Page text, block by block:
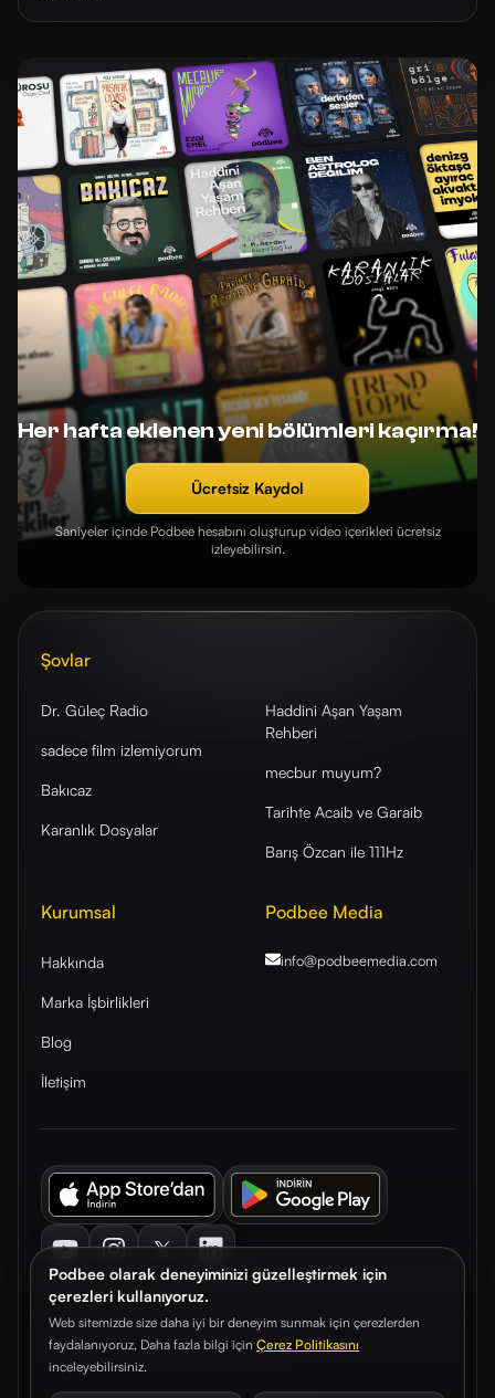
Podbee olarak deneyiminizi güzelleştirmek için
çerezleri kullanıyoruz.
Web sitemizde size daha iyi bir deneyim sunmak için çerezlerden
faydalanıyoruz. Daha fazla bilgi için Çerez Politikasını
inceleyebilirsiniz.
Her hafta eklenen yeni bölümleri kaçırma!
Ücretsiz Kaydol
Saniyeler içinde Podbee hesabını oluşturup video içerikleri ücretsiz
izleyebilirsin.
Şovlar
Dr. Güleç Radio
sadece film izlemiyorum
Bakıcaz
Karanlık Dosyalar
Haddini Aşan Yaşam
Rehberi
mecbur muyum?
Tarihte Acaib ve Garaib
Barış Özcan ile 111Hz
Kurumsal
Hakkında
Marka İşbirlikleri
Blog
İletişim
Podbee Media
info@podbeemedia.com
© 2026. Podbee Media. Tüm hakları saklıdır.